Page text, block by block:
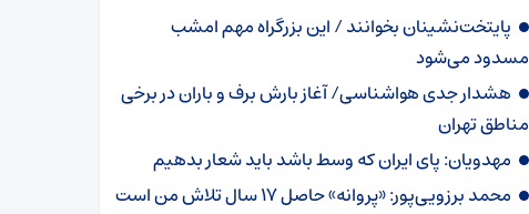
پایتخت‌نشینان بخوانند / این بزرگراه مهم امشب
مسدود می‌شود
هشدار جدی هواشناسی/ آغاز بارش برف و باران در برخی
مناطق تهران
مهدویان: پای ایران که وسط باشد باید شعار بدهیم
محمد برزویی‌پور: «پروانه» حاصل ۱۷ سال تلاش من است